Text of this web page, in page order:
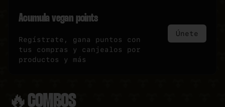
Acumulavegan points
Regístrate, gana puntos con
tus compras y canjealos por
productos y más
Únete
🔥COMBOS